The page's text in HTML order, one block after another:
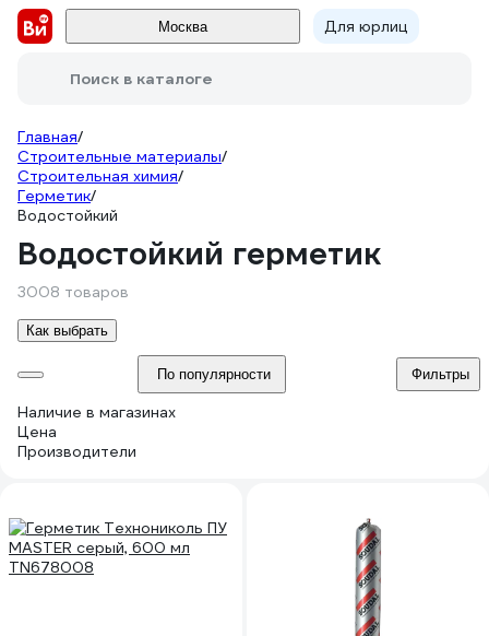
Москва Для юрлиц
Поиск в каталоге
Главная/
Строительные материалы/
Строительная химия/
Герметик/
Водостойкий
Водостойкий герметик
3008 товаров
Как выбрать
По популярности Фильтры
Наличие в магазинах
Цена
Производители